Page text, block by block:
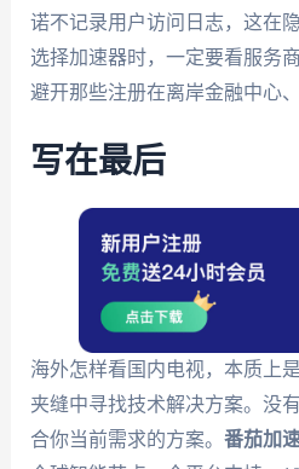
诺不记录用户访问日志，这在
选择加速器时，一定要看服务
避开那些注册在离岸金融中心
写在最后
海外怎样看国内电视，本质上
夹缝中寻找技术解决方案。没
合你当前需求的方案。 番茄加